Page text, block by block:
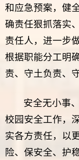
和应急预案，健
确责任狠抓落实
责任人，进一步
根据职能分工明
责、守土负责、
安全无小事
校园安全工作，
实各方责任，以
险、保安全、护